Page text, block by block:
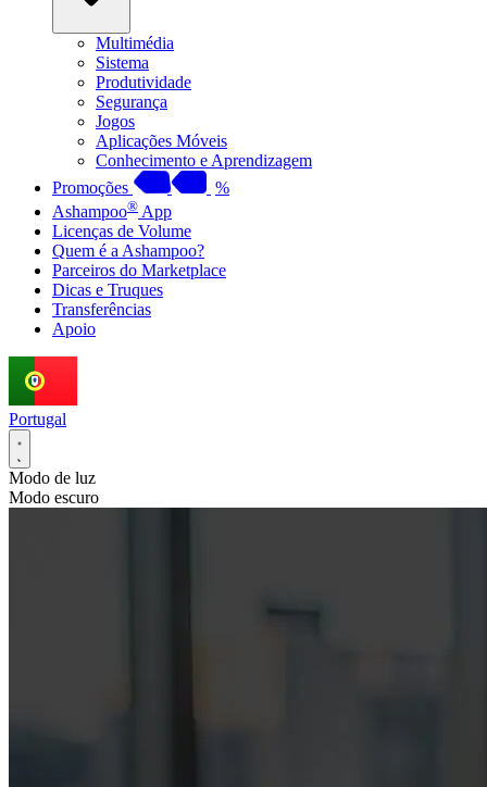
Multimédia
Sistema
Produtividade
Segurança
Jogos
Aplicações Móveis
Conhecimento e Aprendizagem
Promoções
%
Ashampoo® App
Licenças de Volume
Quem é a Ashampoo?
Parceiros do Marketplace
Dicas e Truques
Transferências
Apoio
Portugal
Modo de luz
Modo escuro